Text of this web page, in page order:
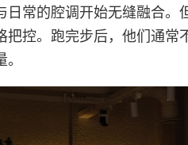
日常的腔调开始无缝融合
把控。跑完步后，他们通